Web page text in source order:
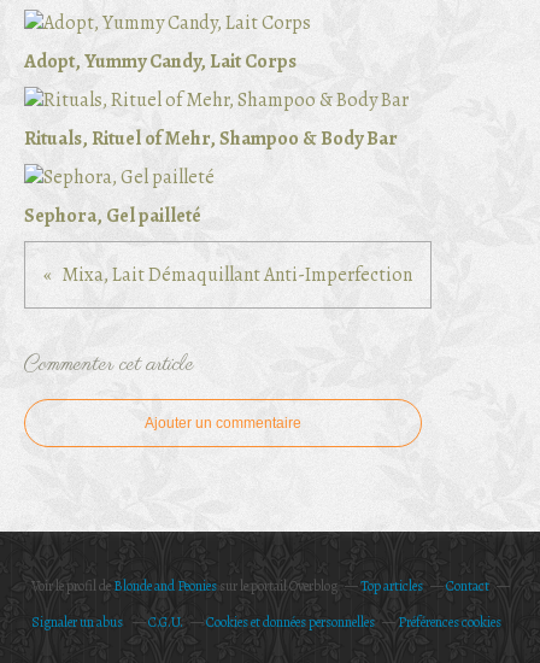
Adopt, Yummy Candy, Lait Corps
Rituals, Rituel of Mehr, Shampoo & Body Bar
Sephora, Gel pailleté
Mixa, Lait Démaquillant Anti-Imperfection
Commenter cet article
Ajouter un commentaire
Voir le profil deBlonde and Peoniessur le portail Overblog Top articles
Contact
Signaler un abus
C.G.U. Cookies et données personnelles Préférences cookies